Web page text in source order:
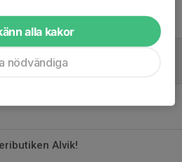
Alvik!
alla kakor
nödvändiga